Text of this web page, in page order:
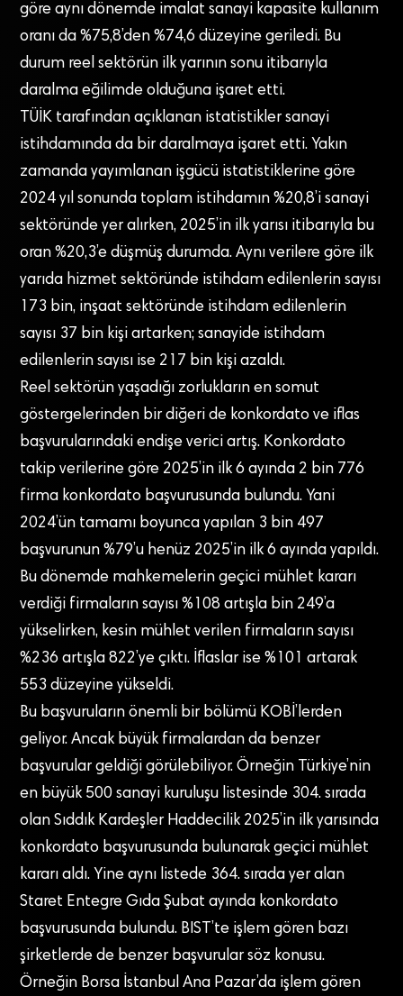
göre aynı dönemde imalat sanayi kapasite kullanım
oranı da %75,8’den %74,6 düzeyine geriledi. Bu
durum reel sektörün ilk yarının sonu itibarıyla
daralma eğilimde olduğuna işaret etti.
TÜİK tarafından açıklanan istatistikler sanayi
istihdamında da bir daralmaya işaret etti. Yakın
zamanda yayımlanan işgücü istatistiklerine göre
2024 yıl sonunda toplam istihdamın %20,8’i sanayi
sektöründe yer alırken, 2025’in ilk yarısı itibarıyla bu
oran %20,3’e düşmüş durumda. Aynı verilere göre ilk
yarıda hizmet sektöründe istihdam edilenlerin sayısı
173 bin, inşaat sektöründe istihdam edilenlerin
sayısı 37 bin kişi artarken; sanayide istihdam
edilenlerin sayısı ise 217 bin kişi azaldı.
Reel sektörün yaşadığı zorlukların en somut
göstergelerinden bir diğeri de konkordato ve iflas
başvurularındaki endişe verici artış. Konkordato
takip verilerine göre 2025’in ilk 6 ayında 2 bin 776
firma konkordato başvurusunda bulundu. Yani
2024’ün tamamı boyunca yapılan 3 bin 497
başvurunun %79’u henüz 2025’in ilk 6 ayında yapıldı.
Bu dönemde mahkemelerin geçici mühlet kararı
verdiği firmaların sayısı %108 artışla bin 249’a
yükselirken, kesin mühlet verilen firmaların sayısı
%236 artışla 822’ye çıktı. İflaslar ise %101 artarak
553 düzeyine yükseldi.
Bu başvuruların önemli bir bölümü KOBİ’lerden
geliyor. Ancak büyük firmalardan da benzer
başvurular geldiği görülebiliyor. Örneğin Türkiye’nin
en büyük 500 sanayi kuruluşu listesinde 304. sırada
olan Sıddık Kardeşler Haddecilik 2025’in ilk yarısında
konkordato başvurusunda bulunarak geçici mühlet
kararı aldı. Yine aynı listede 364. sırada yer alan
Staret Entegre Gıda Şubat ayında konkordato
başvurusunda bulundu. BIST’te işlem gören bazı
şirketlerde de benzer başvurular söz konusu.
Örneğin Borsa İstanbul Ana Pazar’da işlem gören